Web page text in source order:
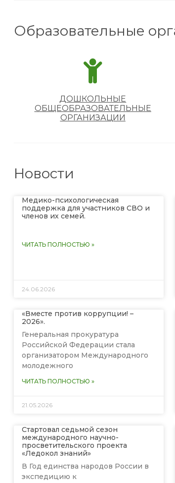
Образовательные
ДОШКОЛЬНЫЕ
ОБЩЕОБРАЗОВАТЕЛЬНЫЕ
ОРГАНИЗАЦИИ
Новости
Медико-психологическая
поддержка для участников СВО и
членов их семей.
ЧИТАТЬ ПОЛНОСТЬЮ »
24.06.2026
«Вместе против коррупции! –
2026».
Генеральная прокуратура
Российской Федерации стала
организатором Международного
молодежного
ЧИТАТЬ ПОЛНОСТЬЮ »
21.05.2026
Стартовал седьмой сезон
международного научно-
просветительского проекта
«Ледокол знаний»
В Год единства народов России в
экспедицию к